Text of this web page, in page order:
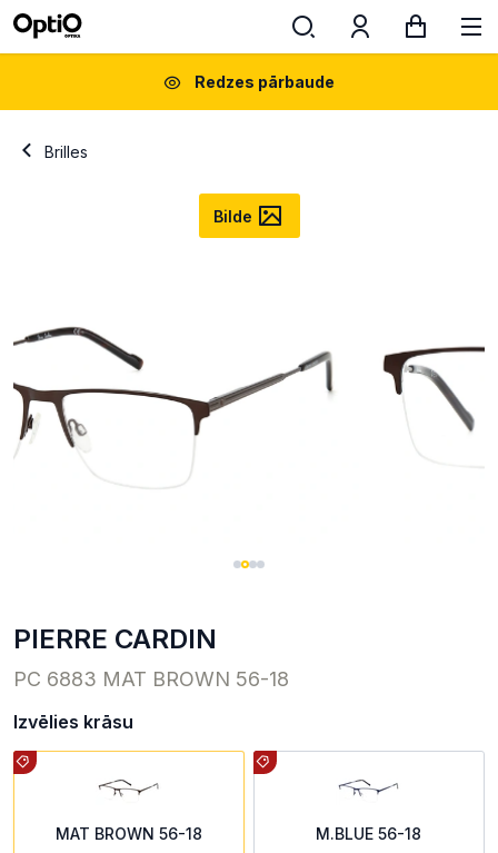
Redzes pārbaude
Brilles
Bilde
PIERRE CARDIN
PC 6883 MAT BROWN 56-18
Izvēlies krāsu
MAT BROWN 56-18 M.BLUE 56-18